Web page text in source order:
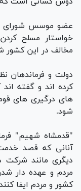
عضو موسس شورای
خواستار مسلح
مخالف در این کشور
دولت و فرماندهان
کرده اند و گفته
های درگیری های
شود.
"قدمشاه شهیم"
آنانی که قصد
دیگری مانند شرکت
مردم و عهده دار
کشور و مردم ایفا